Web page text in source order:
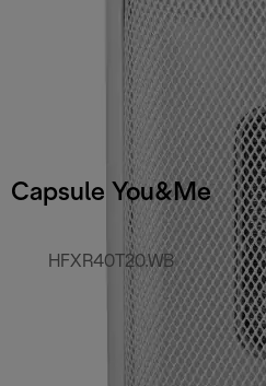
Capsule You&Me
HFXR40T20.WB